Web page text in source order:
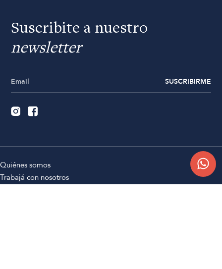
Suscribite a nuestro
newsletter
SUSCRIBIRME
Quiénes somos
Trabajá con nosotros